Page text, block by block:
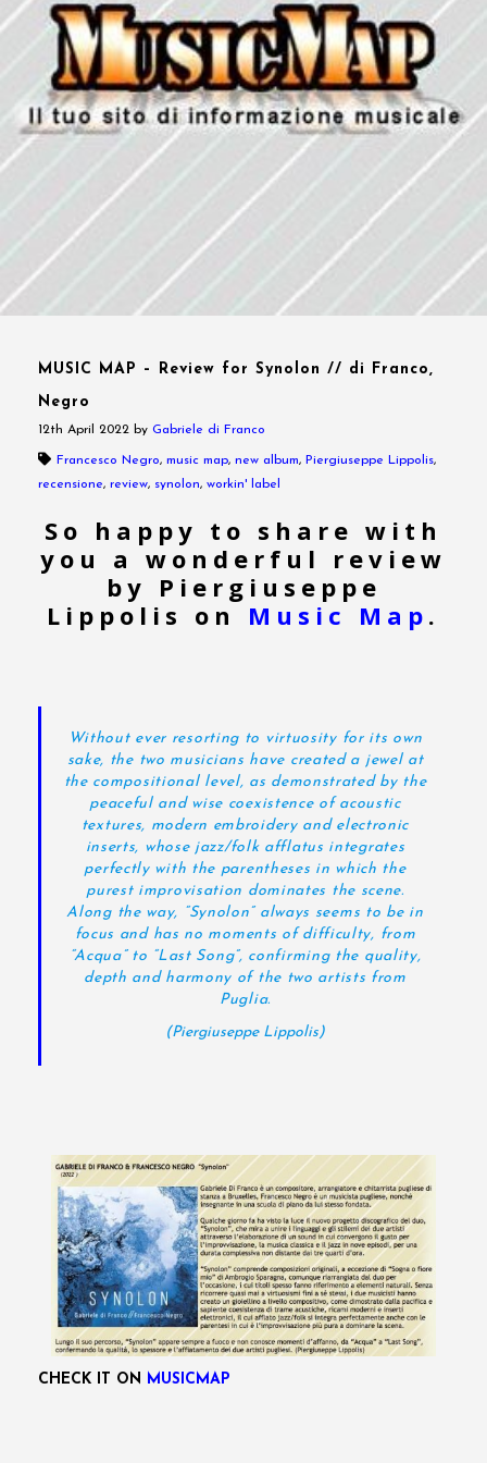
MUSIC MAP – Review for Synolon // di Franco,
Negro
12th April 2022 by Gabriele di Franco
Francesco Negro, music map, new album, Piergiuseppe Lippolis,
recensione, review, synolon, workin' label
So happy to share with
you a wonderful review
by Piergiuseppe
Lippolis on Music Map .
Without ever resorting to virtuosity for its own
sake, the two musicians have created a jewel at
the compositional level, as demonstrated by the
peaceful and wise coexistence of acoustic
textures, modern embroidery and electronic
inserts, whose jazz/folk afflatus integrates
perfectly with the parentheses in which the
purest improvisation dominates the scene.
Along the way, “Synolon” always seems to be in
focus and has no moments of difficulty, from
“Acqua” to “Last Song”, confirming the quality,
depth and harmony of the two artists from
Puglia.
(Piergiuseppe Lippolis)
CHECK IT ON MUSICMAP